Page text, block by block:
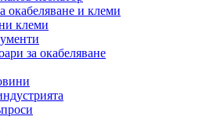
окабеляване и клеми
клеми
за окабеляване